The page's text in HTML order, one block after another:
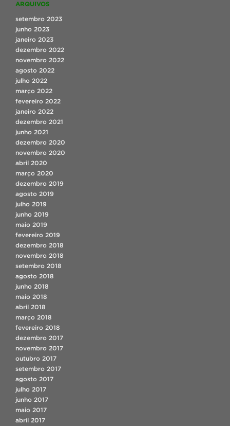
ARQUIVOS
setembro 2023
junho 2023
janeiro 2023
dezembro 2022
novembro 2022
agosto 2022
julho 2022
março 2022
fevereiro 2022
janeiro 2022
dezembro 2021
junho 2021
dezembro 2020
novembro 2020
abril 2020
março 2020
dezembro 2019
agosto 2019
julho 2019
junho 2019
maio 2019
fevereiro 2019
dezembro 2018
novembro 2018
setembro 2018
agosto 2018
junho 2018
maio 2018
abril 2018
março 2018
fevereiro 2018
dezembro 2017
novembro 2017
outubro 2017
setembro 2017
agosto 2017
julho 2017
junho 2017
maio 2017
abril 2017